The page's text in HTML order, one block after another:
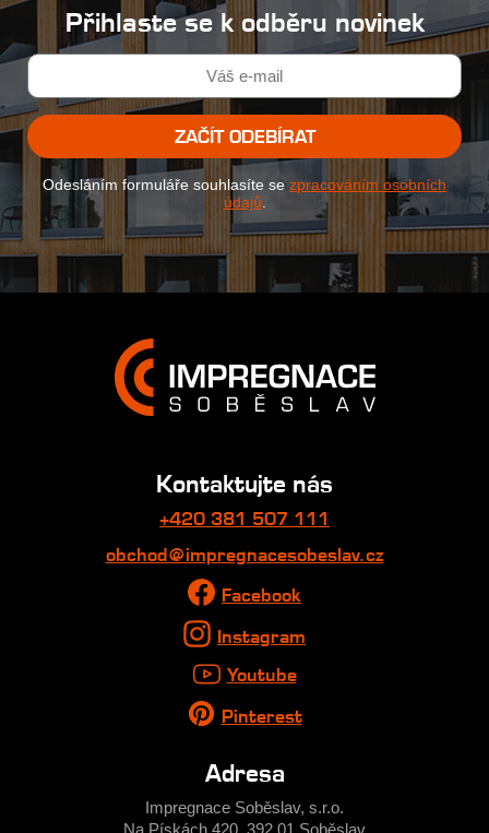
Přihlaste se k odběru novinek
ZAČÍT ODEBÍRAT
Odesláním formuláře souhlasíte se zpracováním osobních
údajů
Kontaktujte nás
+420 381 507 111
obchod@impregnacesobeslav.cz
Facebook
Instagram
Youtube
Pinterest
Adresa
Impregnace Soběslav, s.r.o.